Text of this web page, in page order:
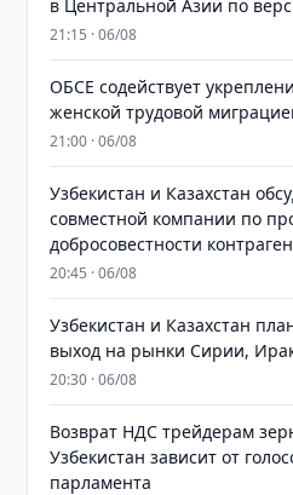
в Центральной Азии по
21:15 · 06/08
ОБСЕ содействует
женской трудовой
21:00 · 06/08
Узбекистан и Казахстан
совместной компании по
добросовестности
20:45 · 06/08
Узбекистан и Казахстан
выход на рынки Сирии,
20:30 · 06/08
Возврат НДС трейдерам
Узбекистан зависит от
парламента